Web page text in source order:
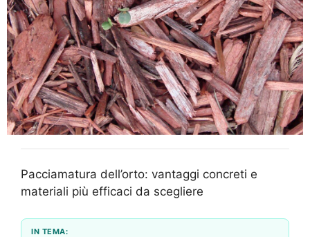
Pacciamatura dell’orto: vantaggi concreti e
materiali più efficaci da scegliere
IN TEMA: